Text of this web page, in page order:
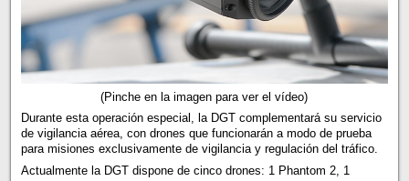
(Pinche en la imagen para ver el vídeo)
Durante esta operación especial, la DGT complementará su servicio
de vigilancia aérea, con drones que funcionarán a modo de prueba
para misiones exclusivamente de vigilancia y regulación del tráfico.
Actualmente la DGT dispone de cinco drones: 1 Phantom 2, 1